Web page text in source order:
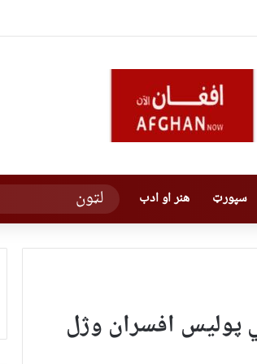
سپورټ هنر او ادب
پولیس افسران وژل